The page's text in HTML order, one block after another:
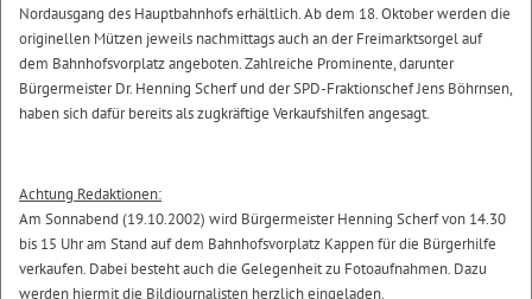
Nordausgang des Hauptbahnhofs erhältlich. Ab dem 18. Oktober werden die
originellen Mützen jeweils nachmittags auch an der Freimarktsorgel auf
dem Bahnhofsvorplatz angeboten. Zahlreiche Prominente, darunter
Bürgermeister Dr. Henning Scherf und der SPD-Fraktionschef Jens Böhrnsen,
haben sich dafür bereits als zugkräftige Verkaufshilfen angesagt.
Achtung Redaktionen:
Am Sonnabend (19.10.2002) wird Bürgermeister Henning Scherf von 14.30
bis 15 Uhr am Stand auf dem Bahnhofsvorplatz Kappen für die Bürgerhilfe
verkaufen. Dabei besteht auch die Gelegenheit zu Fotoaufnahmen. Dazu
werden hiermit die Bildjournalisten herzlich eingeladen.